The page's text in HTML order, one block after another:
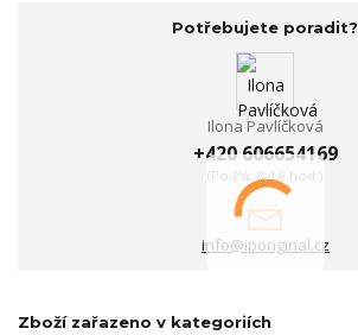
Potřebujete poradit?
Ilona Pavlíčková
+420 606654169
(Po-Pá, 8-16 hod.)
info@iporiginal.cz
Zboží zařazeno v kategoriích